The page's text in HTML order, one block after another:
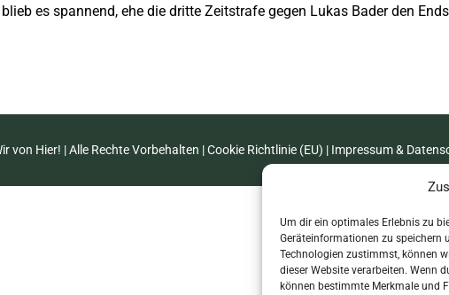
Um dir ein optimales Erlebnis zu
Geräteinformationen zu speichern
Technologien zustimmst, können
dieser Website verarbeiten. Wenn
können bestimmte Merkmale und
es spannend, ehe die dritte Zeitstrafe gegen Lukas Bader den
von Hier! | Alle Rechte Vorbehalten |Cookie Richtlinie (EU) | Impressum &